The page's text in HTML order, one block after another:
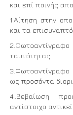
και επί ποινής
1.Αίτηση στην
και τα
ταυτότητας.
ως προσόντα
4..Βεβαίωση
αντίστοιχο